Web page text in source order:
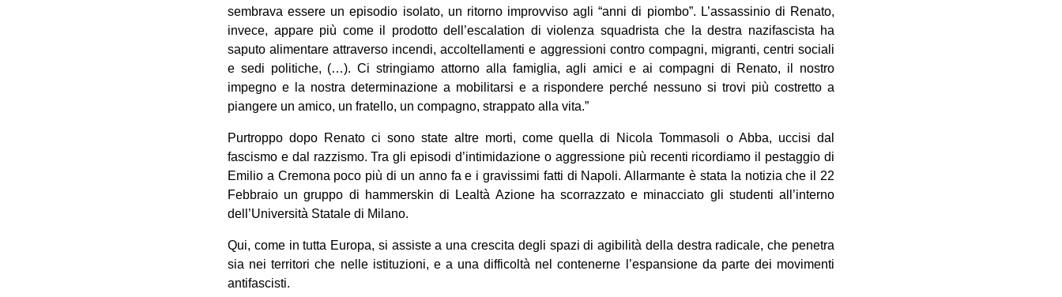
sembrava essere un episodio isolato, un ritorno improvviso agli “anni di piombo”. L’assassinio di Renato,
invece, appare più come il prodotto dell’escalation di violenza squadrista che la destra nazifascista ha
saputo alimentare attraverso incendi, accoltellamenti e aggressioni contro compagni, migranti, centri sociali
e sedi politiche, (…). Ci stringiamo attorno alla famiglia, agli amici e ai compagni di Renato, il nostro
impegno e la nostra determinazione a mobilitarsi e a rispondere perché nessuno si trovi più costretto a
piangere un amico, un fratello, un compagno, strappato alla vita.”
Purtroppo dopo Renato ci sono state altre morti, come quella di Nicola Tommasoli o Abba, uccisi dal
fascismo e dal razzismo. Tra gli episodi d’intimidazione o aggressione più recenti ricordiamo il pestaggio di
Emilio a Cremona poco più di un anno fa e i gravissimi fatti di Napoli. Allarmante è stata la notizia che il 22
Febbraio un gruppo di hammerskin di Lealtà Azione ha scorrazzato e minacciato gli studenti all’interno
dell’Università Statale di Milano.
Qui, come in tutta Europa, si assiste a una crescita degli spazi di agibilità della destra radicale, che penetra
sia nei territori che nelle istituzioni, e a una difficoltà nel contenerne l’espansione da parte dei movimenti
antifascisti.